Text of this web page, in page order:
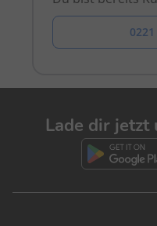
Lade dir jetzt